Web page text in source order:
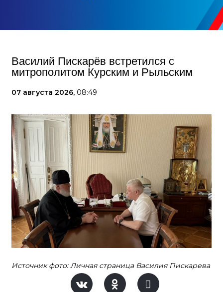
Василий Пискарёв встретился с
митрополитом Курским и Рыльским
07 августа 2026, 08:49
Источник фото: Личная страница Василия Пискарева